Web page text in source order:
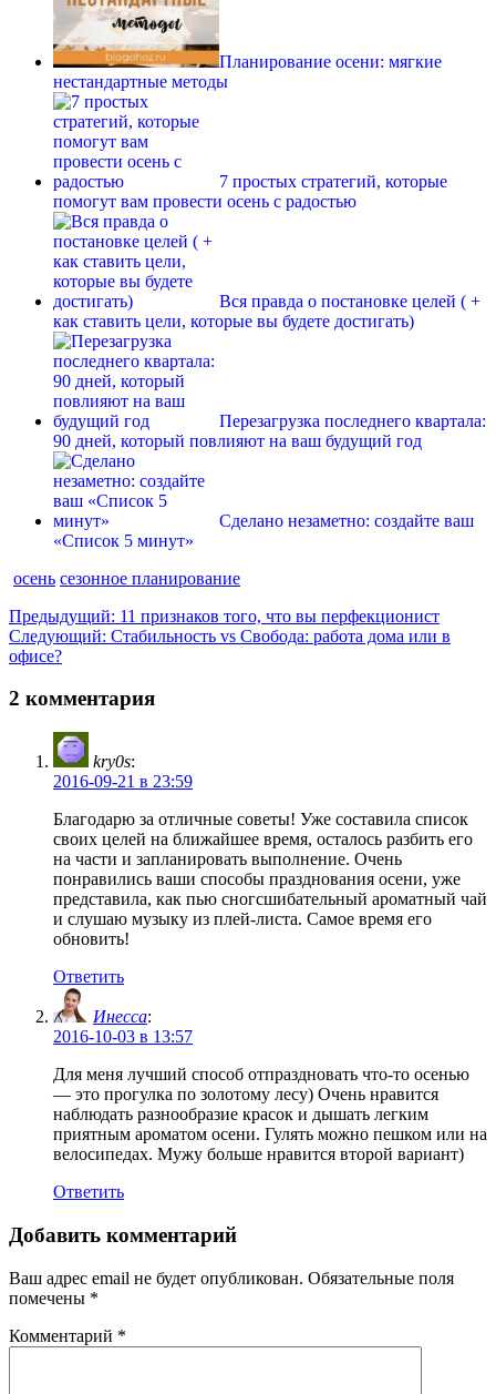
Планирование осени: мягкие
нестандартные методы
7 простых стратегий, которые
помогут вам провести осень с радостью
Вся правда о постановке целей ( +
как ставить цели, которые вы будете достигать)
Перезагрузка последнего квартала:
90 дней, который повлияют на ваш будущий год
Сделано незаметно: создайте ваш
«Список 5 минут»
осень сезонное планирование
Навигация
по
Предыдущий: Предыдущая
запись:
11 признаков того, что вы перфекционист
Следующий: Следующая
Стабильность vs Свобода: работа дома или в
офисе?
2 комментария
kry0s:
2016-09-21 в 23:59
Благодарю за отличные советы! Уже составила список
своих целей на ближайшее время, осталось разбить его
на части и запланировать выполнение. Очень
понравились ваши способы празднования осени, уже
представила, как пью сногсшибательный ароматный чай
и слушаю музыку из плей-листа. Самое время его
обновить!
Ответить
Инесса:
2016-10-03 в 13:57
Для меня лучший способ отпраздновать что-то осенью
— это прогулка по золотому лесу) Очень нравится
наблюдать разнообразие красок и дышать легким
приятным ароматом осени. Гулять можно пешком или на
велосипедах. Мужу больше нравится второй вариант)
Ответить
Добавить комментарий
Ваш адрес email не будет опубликован. Обязательные поля
помечены *
Комментарий *